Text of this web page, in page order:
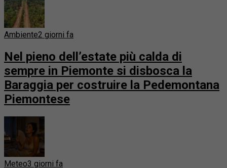
Ambiente2 giorni fa
Nel pieno dell’estate più calda di
sempre in Piemonte si disbosca la
Baraggia per costruire la Pedemontana
Piemontese
Meteo3 giorni fa